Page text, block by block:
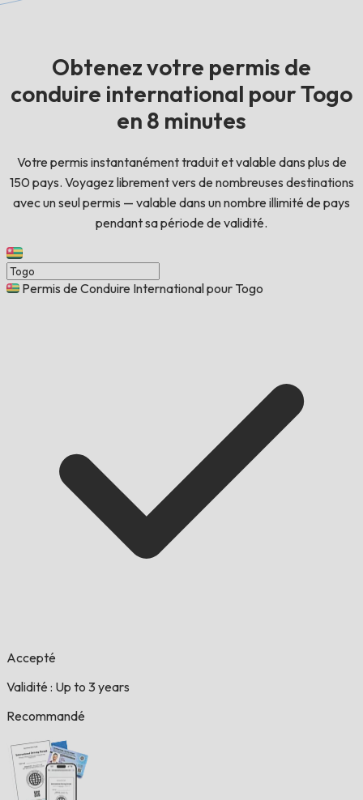
Obtenez votre permis de
conduire international pour Togo
en 8 minutes
Votre permis instantanément traduit et valable dans plus de
150 pays. Voyagez librement vers de nombreuses destinations
avec un seul permis — valable dans un nombre illimité de pays
pendant sa période de validité.
Permis de Conduire International pour Togo
Accepté
Validité : Up to 3 years
Recommandé